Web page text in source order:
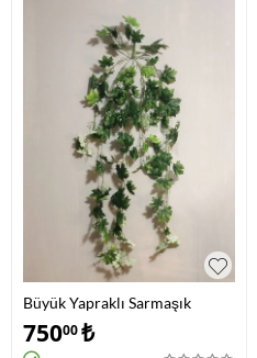
Büyük Yapraklı Sarmaşık
75000₺